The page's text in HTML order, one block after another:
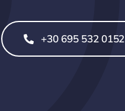
+30 695 532 0152